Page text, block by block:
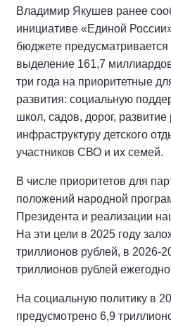
Владимир Якушев ранее
инициативе «Единой
бюджете
выделение 161,7
три года на приоритетные
развития: социальную
школ, садов, дорог,
инфраструктуру детского
участников СВО и их семей.
В числе приоритетов для
положений народной
Президента и реализации
На эти цели в 2025 году
триллионов рублей, в 2026-
триллионов рублей
На социальную политику в
предусмотрено 6,9